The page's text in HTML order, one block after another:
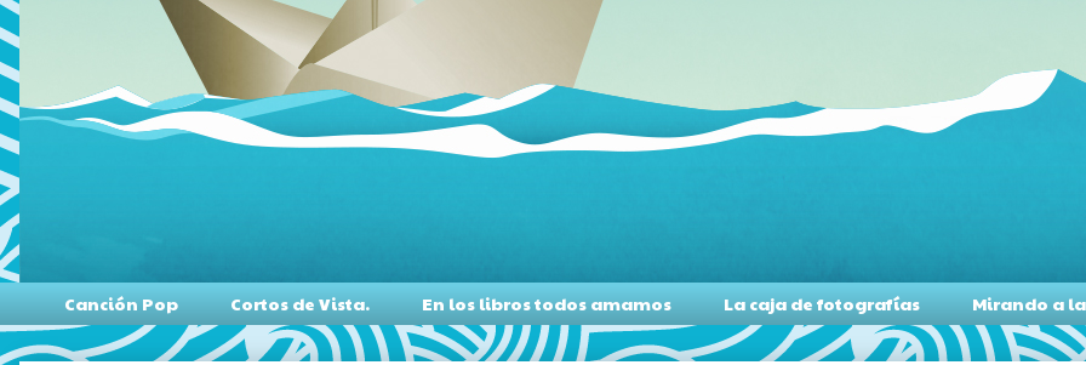
Canción Pop Cortos de Vista. En los libros todos amamos La caja de fotografías Mirando a